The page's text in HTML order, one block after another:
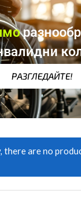
РАЗГЛЕДАЙТЕ!
there are no